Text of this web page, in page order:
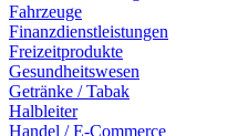
Fahrzeuge
Finanzdienstleistungen
Freizeitprodukte
Gesundheitswesen
Getränke / Tabak
Halbleiter
Handel / E-Commerce